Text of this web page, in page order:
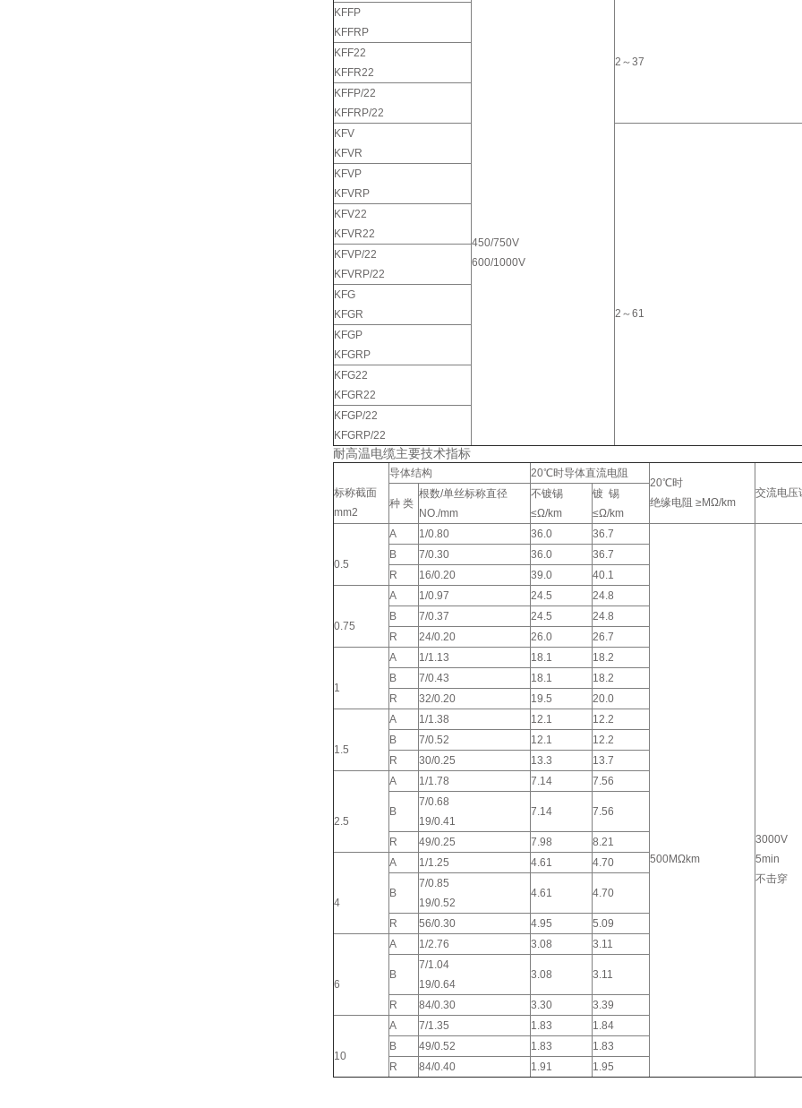
450/750V
600/1000V
2～37
KFFP
KFFRP
KFF22
KFFR22
KFFP/22
KFFRP/22
KFV
KFVR
2～61
KFVP
KFVRP
KFV22
KFVR22
KFVP/22
KFVRP/22
KFG
KFGR
KFGP
KFGRP
KFG22
KFGR22
KFGP/22
KFGRP/22
耐高温电缆主要技术指标
标称截面
mm2
导体结构 20℃时导体直流电阻
20℃时
绝缘电阻 ≥MΩ/km
交流电压
种 类
根数/单丝标称直径
NO./mm
不镀锡
≤Ω/km
镀 锡
≤Ω/km
0.5
A 1/0.80 36.0 36.7
500MΩkm
3000V
5min
不击穿
B 7/0.30 36.0
36.7
R
16/0.20 39.0 40.1
0.75
A 1/0.97 24.5
24.8
B
7/0.37 24.5
24.8
R
24/0.20 26.0 26.7
1
A 1/1.13 18.1
18.2
B
7/0.43 18.1
18.2
R
32/0.20 19.5 20.0
1.5
A 1/1.38 12.1
12.2
B
7/0.52 12.1
12.2
R
30/0.25 13.3 13.7
2.5
A 1/1.78 7.14 7.56
B
7/0.68
19/0.41
7.14 7.56
R 49/0.25 7.98 8.21
4
A 1/1.25 4.61 4.70
B
7/0.85
19/0.52
4.61 4.70
R 56/0.30 4.95 5.09
6
A 1/2.76 3.08 3.11
B
7/1.04
19/0.64
3.08 3.11
R 84/0.30 3.30 3.39
10
A 7/1.35 1.83
1.84
B
49/0.52 1.83
1.83
R
84/0.40 1.91 1.95